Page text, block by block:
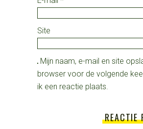
Site
Mijn naam, e-mail en site
browser voor de volgende
ik een reactie plaats.